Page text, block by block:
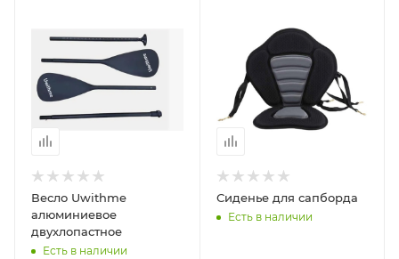
Весло Uwithme
алюминиевое
двухлопастное
Есть в наличии
Сиденье для сапборда
Есть в наличии